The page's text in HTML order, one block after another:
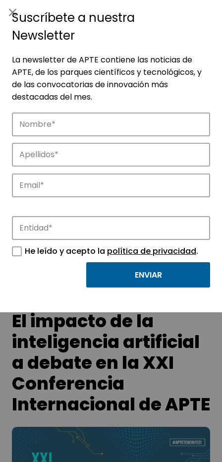
Noticias
Conoce las noticias más destacadas de
APTE y sus parques científicos y
El impacto de la
inteligencia artificial
a debate en la XXI
Conferencia
Internacional de APTE
Suscríbete a nuestra
Newsletter
La newsletter de APTE contiene las noticias de
APTE, de los parques científicos y tecnológicos, y
de las convocatorias de innovación más
destacadas del mes.
He leído y acepto la política de privacidad.